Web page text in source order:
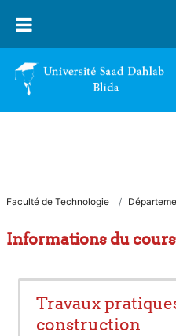
Faculté de Technologie
Informations du cours
Travaux
construction